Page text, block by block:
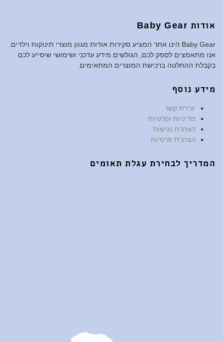
אודות Baby Gear
Baby Gear הינו אתר המציע סקירות אודות מגוון מוצרי תינוקות וילדים.
אנו מתאמצים לספק לכם, הגולשים מידע עדכני ושימושי שיסייע לכם
בקבלת ההחלטה ברכישת המוצרים המתאימים.
מידע נוסף
יצירת קשר
מדיניות ופרטיות
הצהרת נגישות
הצהרת פרטיות
המדריך לבחירת עגלת תאומים